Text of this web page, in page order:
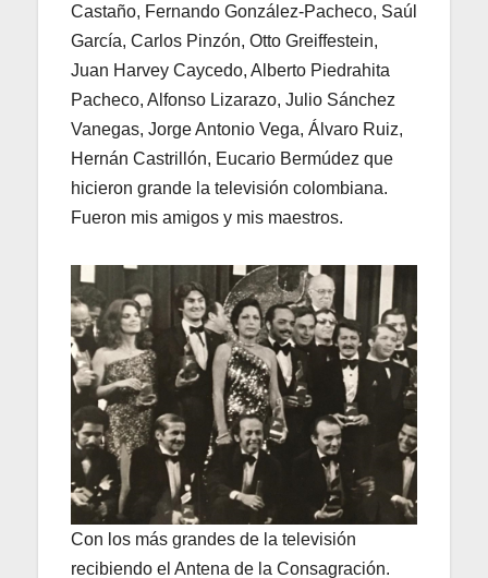
Castaño, Fernando González-Pacheco, Saúl
García, Carlos Pinzón, Otto Greiffestein,
Juan Harvey Caycedo, Alberto Piedrahita
Pacheco, Alfonso Lizarazo, Julio Sánchez
Vanegas, Jorge Antonio Vega, Álvaro Ruiz,
Hernán Castrillón, Eucario Bermúdez que
hicieron grande la televisión colombiana.
Fueron mis amigos y mis maestros.
Con los más grandes de la televisión
recibiendo el Antena de la Consagración.